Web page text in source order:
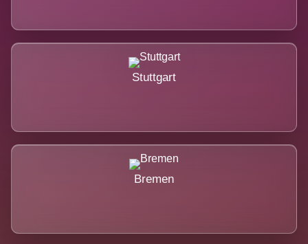
Stuttgart
Bremen